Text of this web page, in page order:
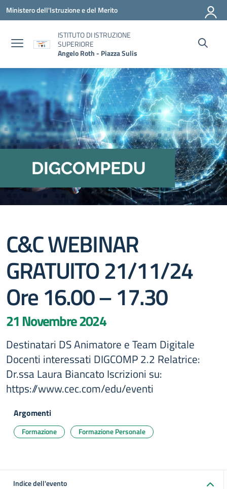
Vai ai contenuti
Vai al menu di navigazione
Vai al footer
Ministero dell'Istruzione e del Merito
ISTITUTO DI ISTRUZIONE
SUPERIORE
Angelo Roth - Piazza Sulis
C&C WEBINAR
GRATUITO 21/11/24
Ore 16.00 – 17.30
21 Novembre 2024
Destinatari DS Animatore e Team Digitale
Docenti interessati DIGCOMP 2.2 Relatrice:
Dr.ssa Laura Biancato Iscrizioni su:
https://www.cec.com/edu/eventi
Argomenti
Formazione Formazione Personale
Indice dell'evento